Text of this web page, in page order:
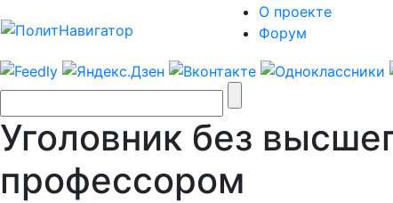
О проекте
Форум
Уголовник без
профессором